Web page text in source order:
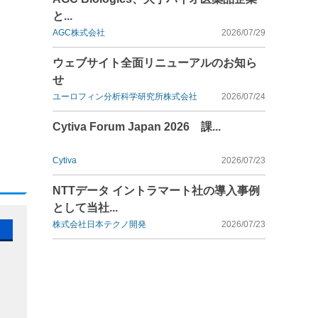
と...
AGC株式会社 2026/07/29
ウェブサイト全面リニューアルのお知ら
せ
ユーロフィン分析科学研究所株式会社 2026/07/24
Cytiva Forum Japan 2026 課...
Cytiva 2026/07/23
NTTデータ イントラマート社の導入事例
として当社...
株式会社日本テクノ開発 2026/07/23